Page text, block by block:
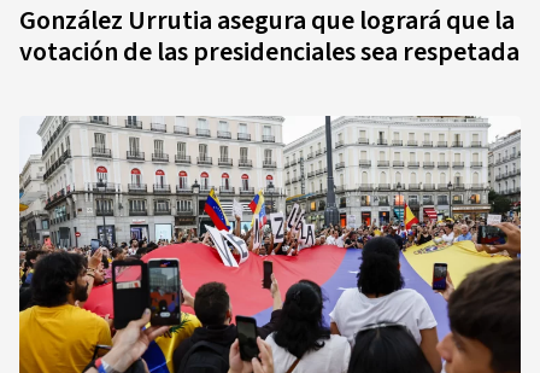
González Urrutia asegura que logrará que la
votación de las presidenciales sea respetada